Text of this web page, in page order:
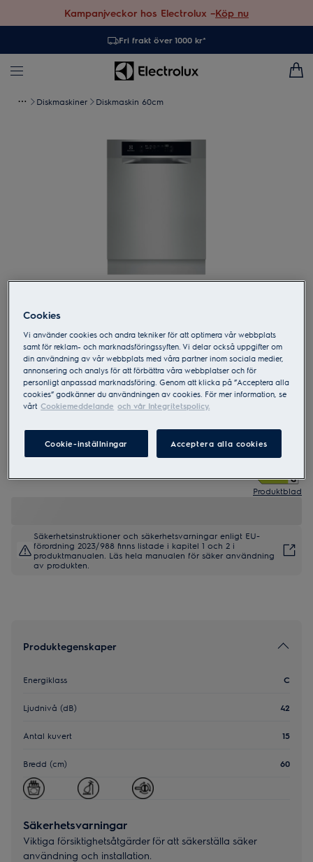
Kampanjveckor hos Electrolux –Köp nu
Fri frakt över 1000 kr*
Diskmaskiner Diskmaskin 60cm
ESG89410UX
700 GlassCare 60 cm
Produktblad
Säkerhetsinstruktioner och säkerhetsvarningar enligt EU-
förordning 2023/988 finns listade i kapitel 1 och 2 i
produktmanualen. Läs hela manualen för säker användning
av produkten.
Produktegenskaper
Energiklass C
Ljudnivå (dB) 42
Antal kuvert 15
Bredd (cm) 60
Säkerhetsvarningar
Viktiga försiktighetsåtgärder för att säkerställa säker
användning och installation.
Cookies
Vi använder cookies och andra tekniker för att optimera vår webbplats
samt för reklam- och marknadsföringssyften. Vi delar också uppgifter om
din användning av vår webbplats med våra partner inom sociala medier,
annonsering och analys för att förbättra våra webbplatser och för
personligt anpassad marknadsföring. Genom att klicka på ”Acceptera alla
cookies” godkänner du användningen av cookies. För mer information, se
vårt Cookiemeddelande och vår Integritetspolicy.
Cookie-inställningar Acceptera alla cookies